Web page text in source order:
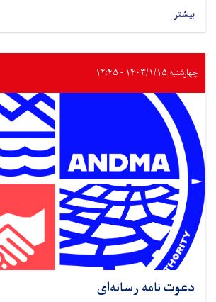
بیشتر
چهارشنبه ۱۴۰۳/۱/۱۵ - ۱۲:۴۵
دعوت نامه رسانه‌ای